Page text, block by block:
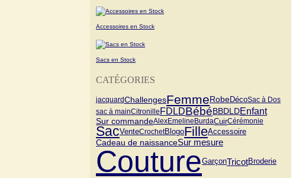
Accessoires en Stock
Sacs en Stock
CATÉGORIES
jacquardChallengesFemme RobeDécoSac à Dos
sac à mainCitronille FDLDBébé BBDLDEnfant
Sur commandeAlexEmeline BurdaCuirCérémonie
SacVenteCrochetBlogoFilleAccessoire
Cadeau de naissanceSur mesure
CoutureGarçonTricotBroderie